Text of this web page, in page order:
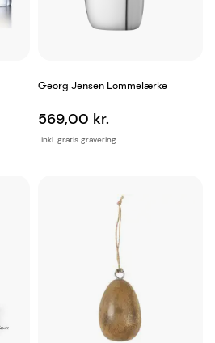
Georg Jensen Lommelærke
inkl. gratis gravering
569,00 kr.